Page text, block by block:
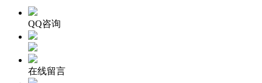
QQ咨询
在线留言